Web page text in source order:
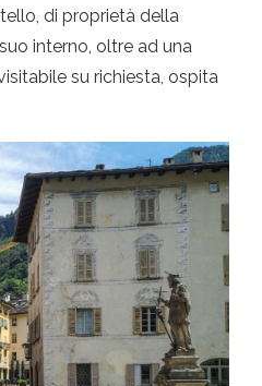
di proprietà della
interno, oltre ad una
su richiesta, ospita